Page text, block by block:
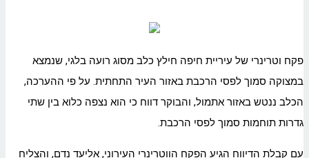
פקח וטרינרי של עיריית חיפה חילץ כלב מסוג רועה בלגי, שנמצא
במצוקה סמוך לפסי הרכבת באזור העיר התחתית. על פי ההערכה,
הכלב ננטש באזור אתמול, והבוקר דווח כי הוא נצפה כלוא בין שתי
גדרות תוחמות סמוך לפסי הרכבת.
עם קבלת הדיווח הגיע הפקח הווטרינרי העירוני, אליעד נדם, והצליח